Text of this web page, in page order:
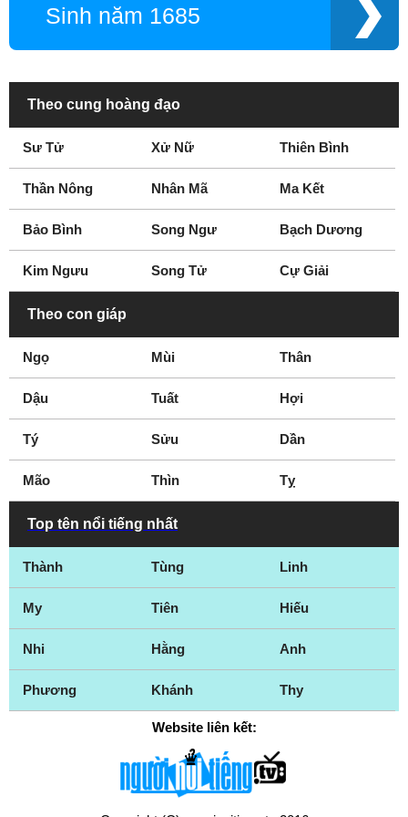
Năm 2005
Năm 2011
Sinh năm 1685
Theo cung hoàng đạo
Sư Tử Xử Nữ Thiên Bình
Thần Nông Nhân Mã Ma Kết
Bảo Bình Song Ngư Bạch Dương
Kim Ngưu Song Tử Cự Giải
Theo con giáp
Ngọ Mùi Thân
Dậu Tuất Hợi
Tý Sửu Dần
Mão Thìn Tỵ
Top tên nổi tiếng nhất
Thành Tùng Linh
My Tiên Hiếu
Nhi Hằng Anh
Phương Khánh Thy
Website liên kết: